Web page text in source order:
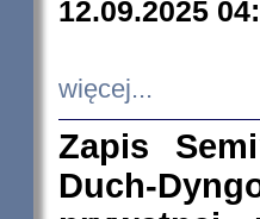
12.09.2025
więcej...
Zapis
Duch-